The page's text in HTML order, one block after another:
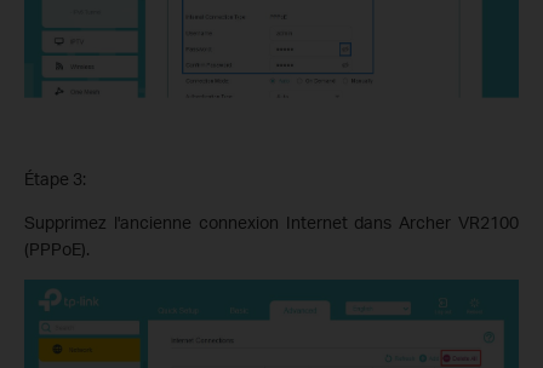
Étape 3:
Supprimez l'ancienne connexion Internet dans Archer VR2100
(PPPoE).